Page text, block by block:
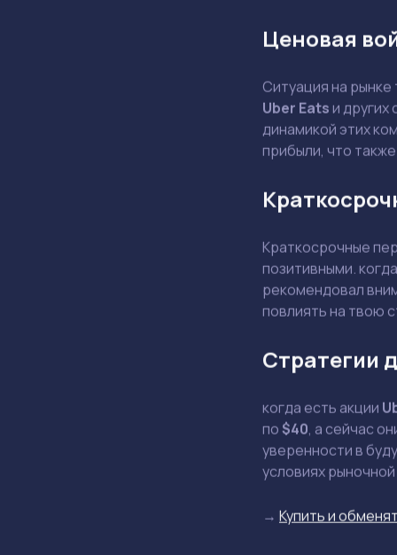
Ценовая
Ситуация на
Uber Eatsи
динамикой этих
прибыли, что
Краткосрочные
позитивными.
рекомендовал
повлиять на твою
Стратегии
когда есть акции
по$40, а сейчас
уверенности в
условиях
→ Купить и